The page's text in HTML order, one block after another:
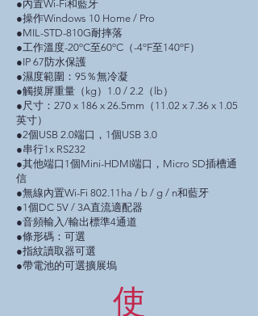
●內置Wi-Fi和藍牙
●操作Windows 10 Home / Pro
●MIL-STD-810G耐摔落
●工作溫度-20ºC至60ºC（-4ºF至140ºF）
●IP 67防水保護
●濕度範圍：95％無冷凝
●觸摸屏重量（kg）1.0 / 2.2（lb）
●尺寸：270 x 186 x 26.5mm（11.02 x 7.36 x 1.05
英寸）
●2個USB 2.0端口，1個USB 3.0
●串行1x RS232
●其他端口1個Mini-HDMI端口，Micro SD插槽通
信
●無線內置Wi-Fi 802.11ha / b / g / n和藍牙
●1個DC 5V / 3A直流適配器
●音頻輸入/輸出標準4通道
●條形碼：可選
●指紋讀取器可選
●帶電池的可選擴展塢
使